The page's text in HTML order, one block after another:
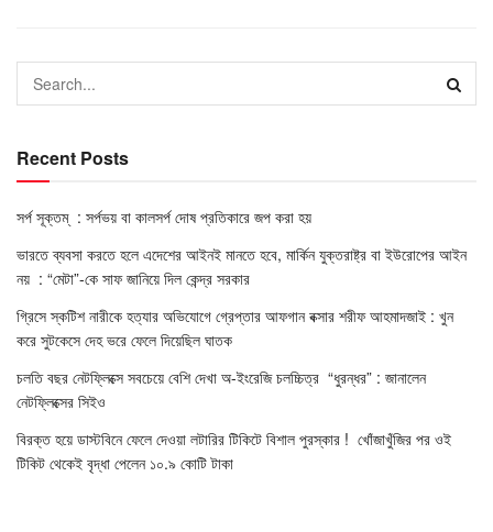
Recent Posts
সর্প সূক্তম্ : সর্পভয় বা কালসর্প দোষ প্রতিকারে জপ করা হয়
ভারতে ব্যবসা করতে হলে এদেশের আইনই মানতে হবে, মার্কিন যুক্তরাষ্ট্র বা ইউরোপের আইন
নয় : “মেটা”-কে সাফ জানিয়ে দিল কেন্দ্র সরকার
গ্রিসে স্কটিশ নারীকে হত্যার অভিযোগে গ্রেপ্তার আফগান বক্সার শরীফ আহমাদজাই : খুন
করে সুটকেসে দেহ ভরে ফেলে দিয়েছিল ঘাতক
চলতি বছর নেটফ্লিক্সে সবচেয়ে বেশি দেখা অ-ইংরেজি চলচ্চিত্র “ধুরন্ধর” : জানালেন
নেটফ্লিক্সের সিইও
বিরক্ত হয়ে ডাস্টবিনে ফেলে দেওয়া লটারির টিকিটে বিশাল পুরস্কার ! খোঁজাখুঁজির পর ওই
টিকিট থেকেই বৃদ্ধা পেলেন ১০.৯ কোটি টাকা